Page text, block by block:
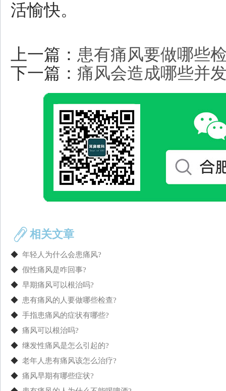
活愉快。
上一篇： 患有痛风要做哪些
下一篇： 痛风会造成哪些并
相关文章
◆ 年轻人为什么会患痛风?
◆ 假性痛风是咋回事?
◆ 早期痛风可以根治吗?
◆ 患有痛风的人要做哪些检查?
◆ 手指患痛风的症状有哪些?
◆ 痛风可以根治吗?
◆ 继发性痛风是怎么引起的?
◆ 老年人患有痛风该怎么治疗?
◆ 痛风早期有哪些症状?